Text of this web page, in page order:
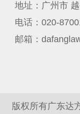
地址：广州市
电话：020-
邮箱：
版权所有广东达